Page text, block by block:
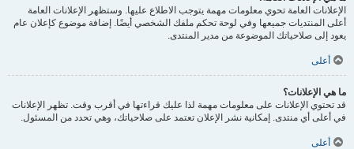
الإعلانات العامة تحوي معلومات مهمة يتوجب الاطلاع عليها. وستظهر الإعلانات العامة
أعلى المنتديات جميعها وفي لوحة تحكم ملفك الشخصي أيضًا. إضافة موضوع كإعلان عام
يعود إلى صلاحياتك الموضوعة من مدير المنتدى.
أعلى
ما هي الإعلانات؟
قد تحتوي الإعلانات على معلومات مهمة لذا عليك قراءتها في أقرب وقت. تظهر الإعلانات
في أعلى أي منتدى. إمكانية نشر الإعلان تعتمد على صلاحياتك، وهي تحدد من المسئول.
أعلى